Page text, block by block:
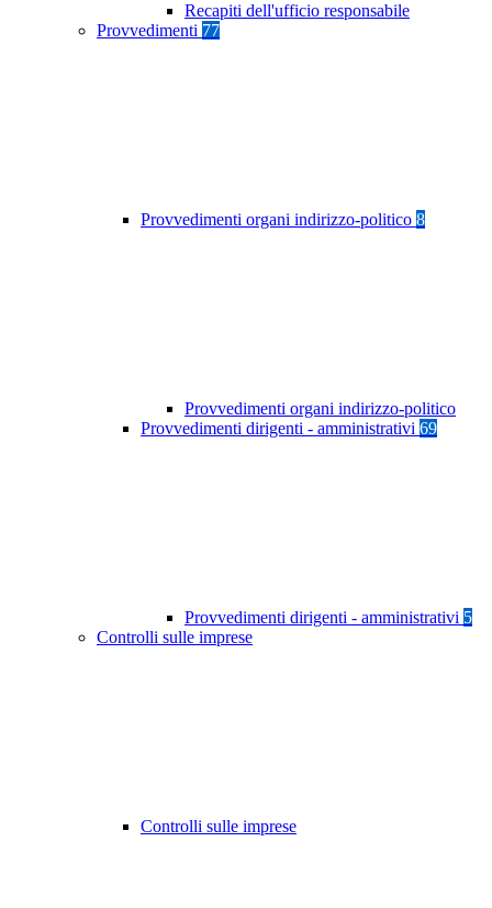
Recapiti dell'ufficio responsabile
Provvedimenti 77
Provvedimenti organi indirizzo-politico 8
Provvedimenti organi indirizzo-politico
Provvedimenti dirigenti - amministrativi 69
Provvedimenti dirigenti - amministrativi 5
Controlli sulle imprese
Controlli sulle imprese